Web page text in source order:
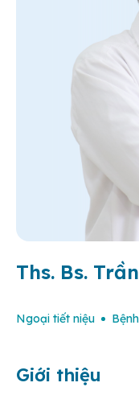
Ths. Bs.
Ngoại tiết niệu
Giới thiệu